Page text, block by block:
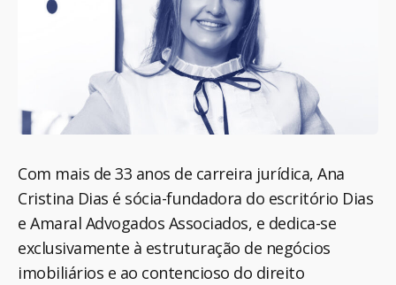
Com mais de 33 anos de carreira jurídica, Ana
Cristina Dias é sócia-fundadora do escritório Dias
e Amaral Advogados Associados, e dedica-se
exclusivamente à estruturação de negócios
imobiliários e ao contencioso do direito